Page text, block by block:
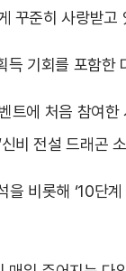
꾸준히 사랑받고
득 기회를 포함한
에 처음 참여한
비 전설 드래곤
비롯해 ‘10단계